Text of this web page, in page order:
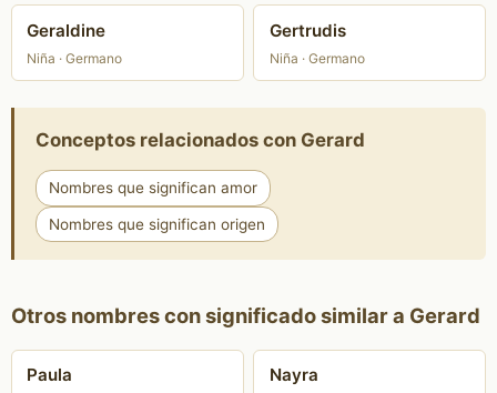
Geraldine
Niña · Germano
Gertrudis
Niña · Germano
Conceptos relacionados con Gerard
Nombres que significan amor
Nombres que significan origen
Otros nombres con significado similar a Gerard
Paula Nayra